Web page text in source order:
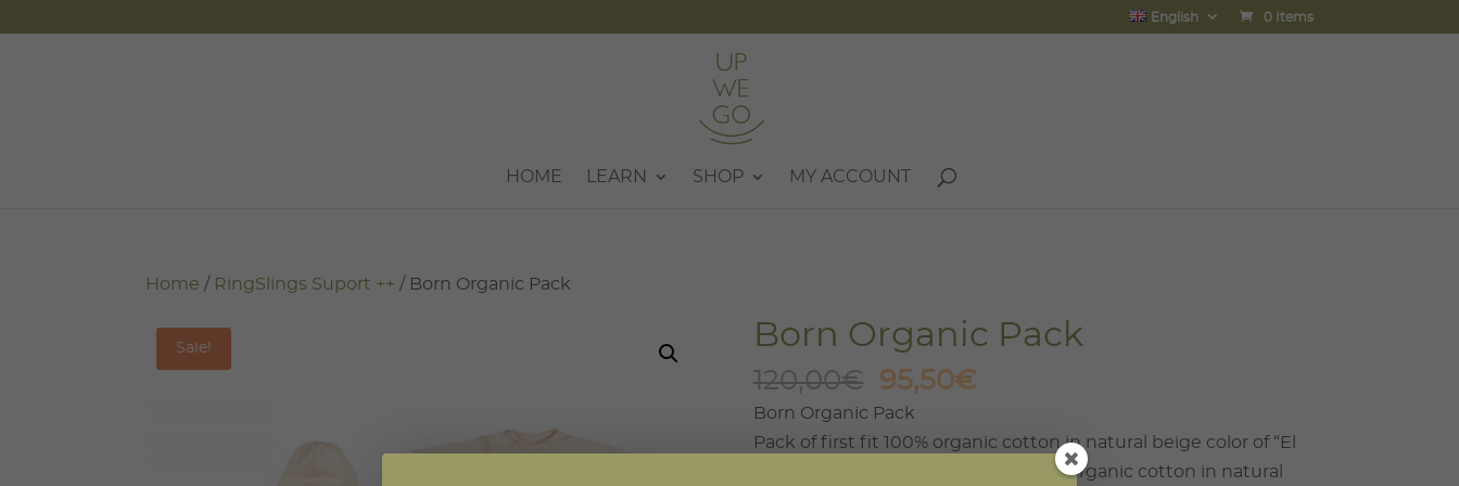
English 0 Items
HOME LEARN SHOP MY ACCOUNT
Home / RingSlings Suport ++ / Born Organic Pack
Sale! Born Organic Pack
120,00€
Original
price
was:
95,50€Current
is:
95,50€.
Born Organic Pack
Pack of first fit 100% organic cotton in natural beige color of “El
Bebé Zen” and baby ring sling 100% organic cotton in natural